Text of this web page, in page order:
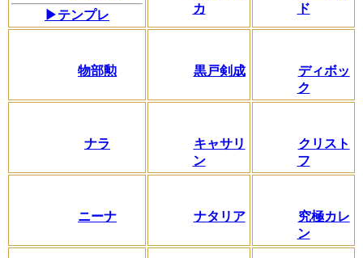
▶テンプレ
カ
ド
物部勲 黒戸剣成
ディボッ
ク
ナラ
キャサリ
ン
クリスト
フ
ニーナ ナタリア
究極カレ
ン